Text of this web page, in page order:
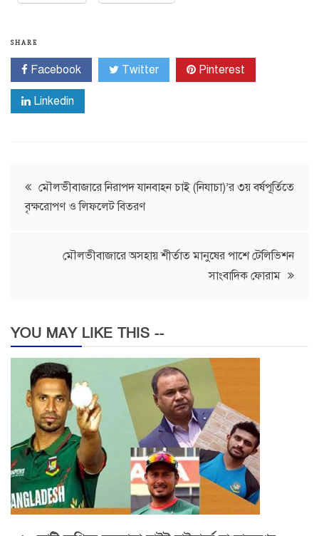
SHARE
Facebook Twitter Pinterest
Linkedin
Post
navigation
মৌলভীবাজারে নিরাপদ যানবাহন চাই (নিযাচা)’র ৩য় বর্ষপূর্তিতে
বৃক্ষরোপণ ও লিফলেট বিতরণ
মৌলভীবাজারে অসহায় শীর্তাত মানুষের পাশে টেলিভিশন
সাংবাদিক ফোরাম
YOU MAY LIKE THIS --